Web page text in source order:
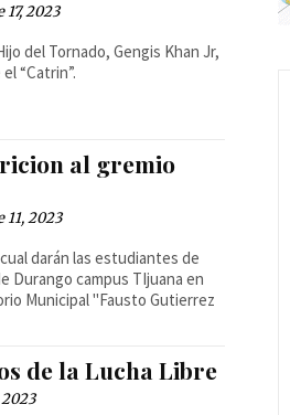
2023
del Tornado, Gengis Khan Jr,
“Catrin”.
al gremio
2023
darán las estudiantes de
Durango campus TIjuana en
Municipal "Fausto Gutierrez
de la Lucha Libre